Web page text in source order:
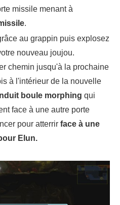
missile menant à
.
au grappin puis explosez
nouveau joujou.
chemin jusqu'à la prochaine
à l'intérieur de la nouvelle
boule morphing qui
face à une autre porte
pour atterrir face à une
Elun.